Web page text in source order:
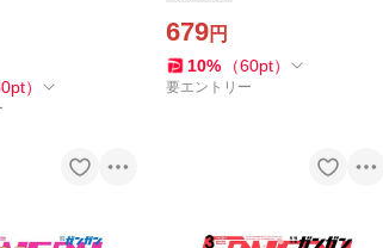
:着ちよあ 著者:桜
梅太郎
pt）
679円
10% （60pt）
要エントリー